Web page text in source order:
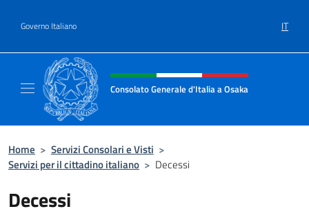
Governo Italiano IT
Intestazione sito, social e menù
Consolato Generale d'Italia a Osaka
Home > Servizi Consolari e Visti >
Servizi per il cittadino italiano > Decessi
Decessi